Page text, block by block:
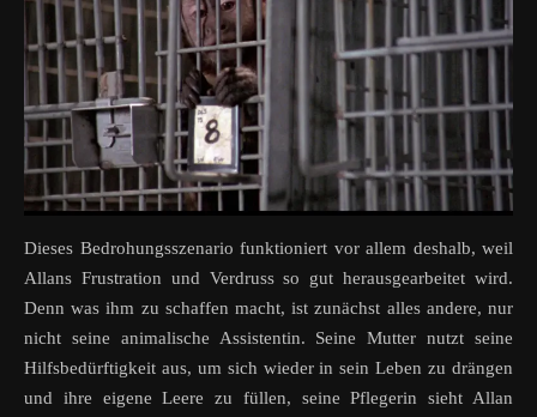
Dieses Bedrohungsszenario funktioniert vor allem deshalb, weil
Allans Frustration und Verdruss so gut herausgearbeitet wird.
Denn was ihm zu schaffen macht, ist zunächst alles andere, nur
nicht seine animalische Assistentin. Seine Mutter nutzt seine
Hilfsbedürftigkeit aus, um sich wieder in sein Leben zu drängen
und ihre eigene Leere zu füllen, seine Pflegerin sieht Allan